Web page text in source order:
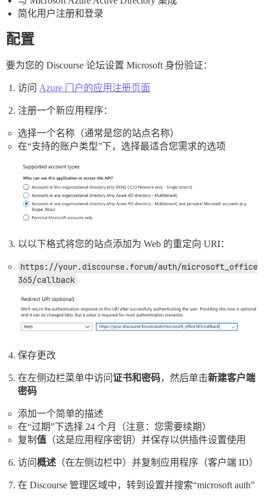
简化用户注册和登录
配置
要为您的 Discourse 论坛设置 Microsoft 身份验证：
访问 Azure 门户的应用注册页面
注册一个新应用程序：
选择一个名称（通常是您的站点名称）
在“支持的账户类型”下，选择最适合您需求的选项
以以下格式将您的站点添加为 Web 的重定向 URI：
https://your.discourse.forum/auth/microsoft_office
365/callback
保存更改
在左侧边栏菜单中访问证书和密码，然后单击新建客户端
密码
添加一个简单的描述
在“过期”下选择 24 个月（注意：您需要续期）
复制 值 （这是应用程序密钥）并保存以供插件设置使用
访问概述 （在左侧边栏中）并复制应用程序（客户端 ID）
在 Discourse 管理区域中，转到设置并搜索“microsoft auth”